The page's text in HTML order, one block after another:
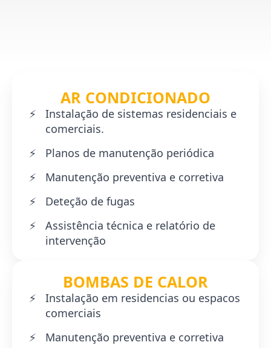
AR CONDICIONADO
Instalação de sistemas residenciais e
comerciais.
Planos de manutenção periódica
Manutenção preventiva e corretiva
Deteção de fugas
Assistência técnica e relatório de
intervenção
BOMBAS DE CALOR
Instalação em residencias ou espacos
comerciais
Manutenção preventiva e corretiva